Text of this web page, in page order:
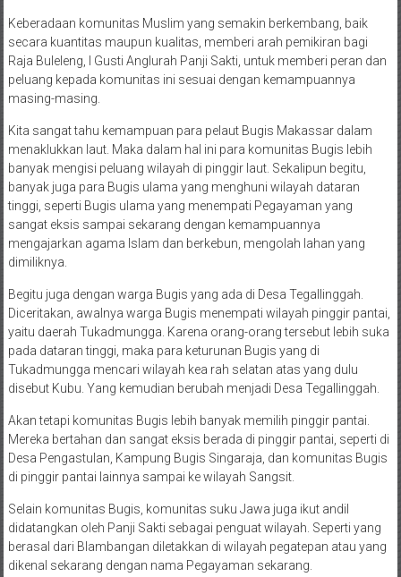
Keberadaan komunitas Muslim yang semakin berkembang, baik
secara kuantitas maupun kualitas, memberi arah pemikiran bagi
Raja Buleleng, I Gusti Anglurah Panji Sakti, untuk memberi peran dan
peluang kepada komunitas ini sesuai dengan kemampuannya
masing-masing.
Kita sangat tahu kemampuan para pelaut Bugis Makassar dalam
menaklukkan laut. Maka dalam hal ini para komunitas Bugis lebih
banyak mengisi peluang wilayah di pinggir laut. Sekalipun begitu,
banyak juga para Bugis ulama yang menghuni wilayah dataran
tinggi, seperti Bugis ulama yang menempati Pegayaman yang
sangat eksis sampai sekarang dengan kemampuannya
mengajarkan agama Islam dan berkebun, mengolah lahan yang
dimiliknya.
Begitu juga dengan warga Bugis yang ada di Desa Tegallinggah.
Diceritakan, awalnya warga Bugis menempati wilayah pinggir pantai,
yaitu daerah Tukadmungga. Karena orang-orang tersebut lebih suka
pada dataran tinggi, maka para keturunan Bugis yang di
Tukadmungga mencari wilayah kea rah selatan atas yang dulu
disebut Kubu. Yang kemudian berubah menjadi Desa Tegallinggah.
Akan tetapi komunitas Bugis lebih banyak memilih pinggir pantai.
Mereka bertahan dan sangat eksis berada di pinggir pantai, seperti di
Desa Pengastulan, Kampung Bugis Singaraja, dan komunitas Bugis
di pinggir pantai lainnya sampai ke wilayah Sangsit.
Selain komunitas Bugis, komunitas suku Jawa juga ikut andil
didatangkan oleh Panji Sakti sebagai penguat wilayah. Seperti yang
berasal dari Blambangan diletakkan di wilayah pegatepan atau yang
dikenal sekarang dengan nama Pegayaman sekarang.